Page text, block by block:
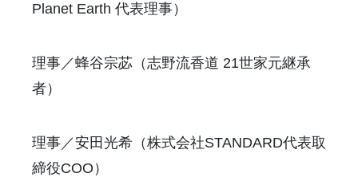
Planet Earth 代表理事）
理事／蜂谷宗苾（志野流香道 21世家元継承
者）
理事／安田光希（株式会社STANDARD代表取
締役COO）